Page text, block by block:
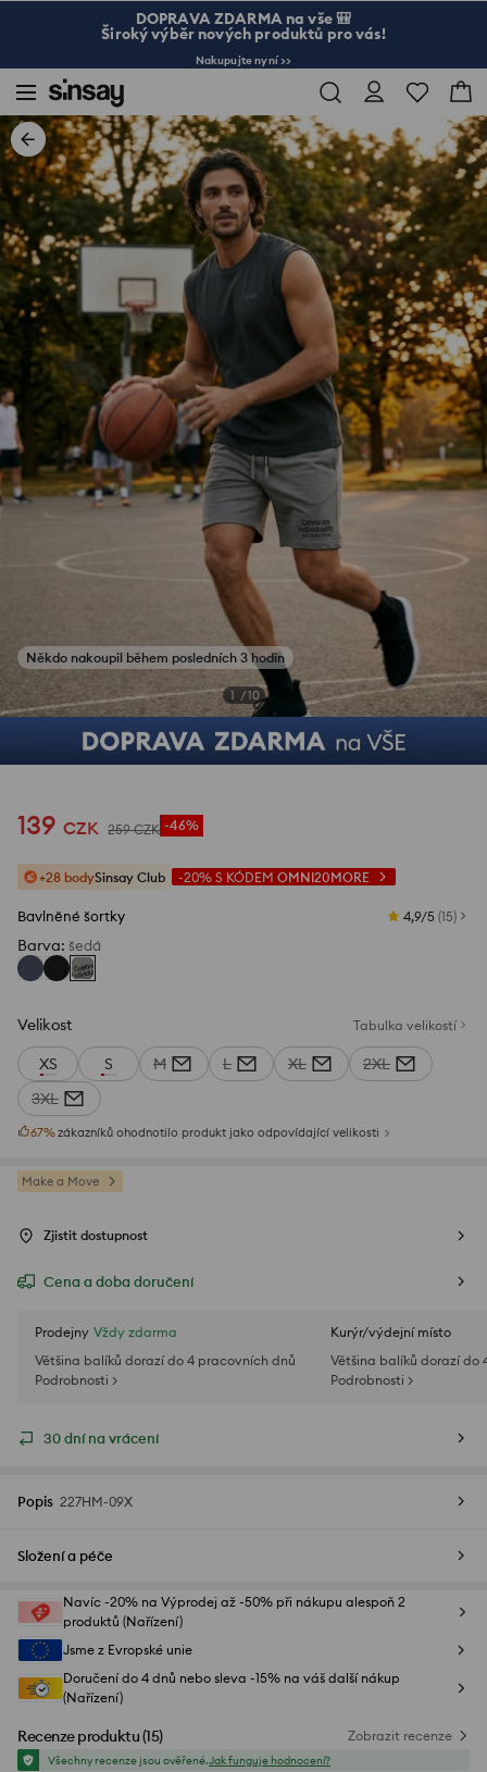
DOPRAVA ZDARMA na vše 🎒
Široký výběr nových produktů pro vás!
Nakupujte nyní >>
Někdo nakoupil během posledních 3 hodin
1 /10
139 CZK 259 CZK -46%
+28 bodySinsay Club -20% S KÓDEM OMNI20MORE
Bavlněné šortky 4,9/5 (15)
Barva: šedá
Velikost Tabulka velikostí
XS S M L XL
2XL
3XL
67%zákazníků ohodnotilo produkt jako odpovídající velikosti
Make a Move
Zjistit dostupnost
Cena a doba doručení
Prodejny Vždy zdarma
Většina balíků dorazí do 4 pracovních dnů
Podrobnosti >
Kurýr/výdejní místo
Většina balíků dorazí do
Podrobnosti >
30 dní na vrácení
Popis 227HM-09X
Složení a péče
Navíc -20% na Výprodej až -50% při nákupu alespoň 2
produktů (Nařízení)
Jsme z Evropské unie
Doručení do 4 dnů nebo sleva -15% na váš další nákup
(Nařízení)
Recenze produktu(15) Zobrazit recenze
Všechny recenze jsou ověřené.Jak funguje hodnocení?